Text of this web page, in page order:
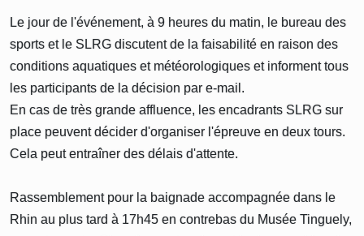
Le jour de l'événement, à 9 heures du matin, le bureau des
sports et le SLRG discutent de la faisabilité en raison des
conditions aquatiques et météorologiques et informent tous
les participants de la décision par e-mail.
En cas de très grande affluence, les encadrants SLRG sur
place peuvent décider d'organiser l'épreuve en deux tours.
Cela peut entraîner des délais d'attente.
Rassemblement pour la baignade accompagnée dans le
Rhin au plus tard à 17h45 en contrebas du Musée Tinguely,